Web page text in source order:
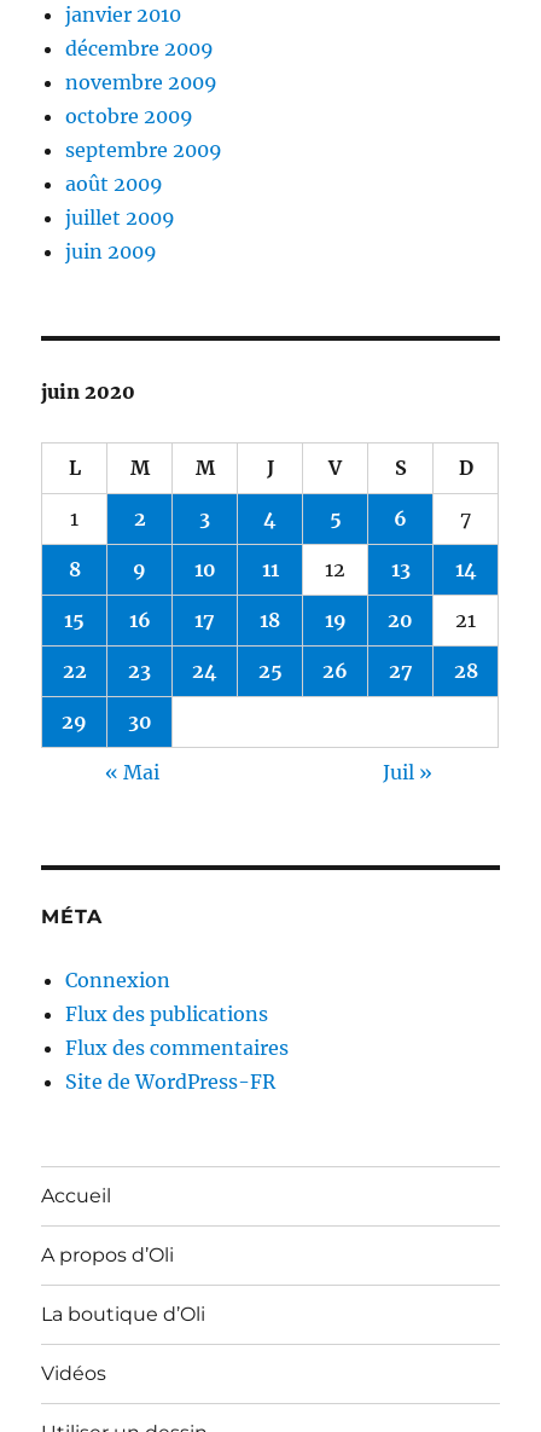
janvier 2010
décembre 2009
novembre 2009
octobre 2009
septembre 2009
août 2009
juillet 2009
juin 2009
juin 2020
L M M J V S D
1 2 3 4 5 6 7
8 9 10 11 12 13 14
15 16 17 18 19 20 21
22 23 24 25 26 27 28
29 30
« Mai Juil »
MÉTA
Connexion
Flux des publications
Flux des commentaires
Site de WordPress-FR
Accueil
A propos d’Oli
La boutique d’Oli
Vidéos